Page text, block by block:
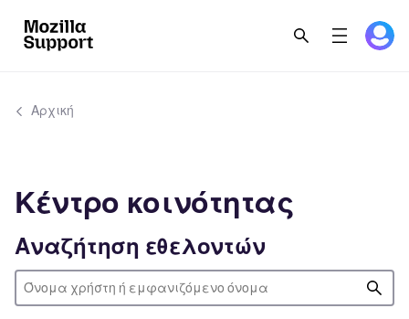
Αρχική
Κέντρο κοινότητας
Αναζήτηση εθελοντών